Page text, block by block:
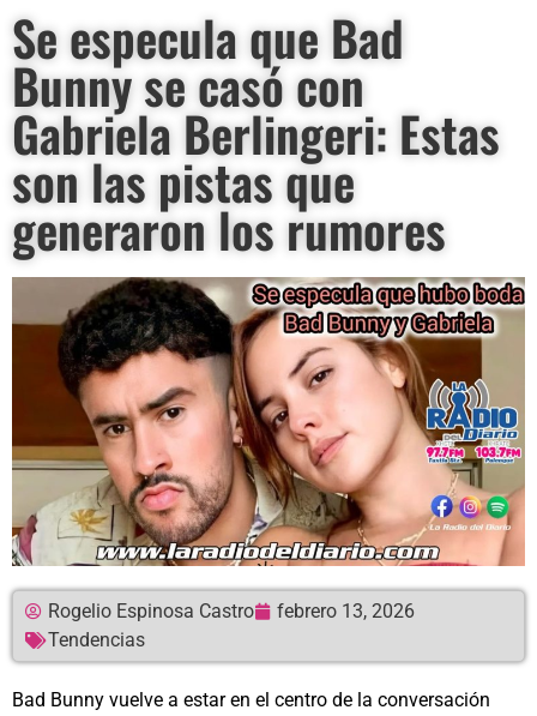
Se especula que Bad
Bunny se casó con
Gabriela Berlingeri: Estas
son las pistas que
generaron los rumores
Rogelio Espinosa Castro
febrero 13, 2026
Tendencias
Bad Bunny vuelve a estar en el centro de la conversación